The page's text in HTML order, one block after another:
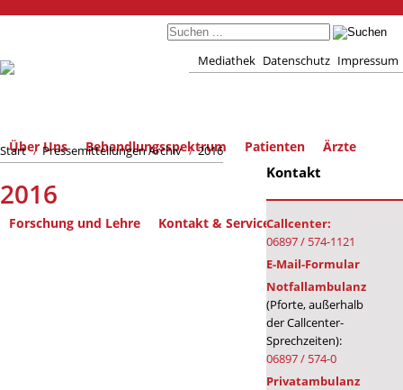
Mediathek Datenschutz Impressum
Über Uns Behandlungsspektrum Patienten Ärzte
Forschung und Lehre Kontakt & Service
Start / Pressemitteilungen Archiv / 2016
2016
Kontakt
Callcenter:
06897 / 574-1121
E-Mail-Formular
Notfallambulanz
(Pforte, außerhalb
der Callcenter-
Sprechzeiten):
06897 / 574-0
Privatambulanz